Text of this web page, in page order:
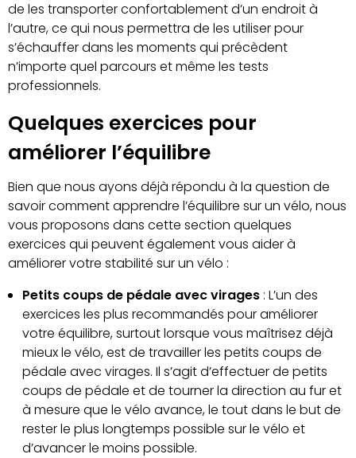
de les transporter confortablement d’un endroit à
l’autre, ce qui nous permettra de les utiliser pour
s’échauffer dans les moments qui précèdent
n’importe quel parcours et même les tests
professionnels.
Quelques exercices pour
améliorer l’équilibre
Bien que nous ayons déjà répondu à la question de
savoir comment apprendre l’équilibre sur un vélo, nous
vous proposons dans cette section quelques
exercices qui peuvent également vous aider à
améliorer votre stabilité sur un vélo :
Petits coups de pédale avec virages : L’un des
exercices les plus recommandés pour améliorer
votre équilibre, surtout lorsque vous maîtrisez déjà
mieux le vélo, est de travailler les petits coups de
pédale avec virages. Il s’agit d’effectuer de petits
coups de pédale et de tourner la direction au fur et
à mesure que le vélo avance, le tout dans le but de
rester le plus longtemps possible sur le vélo et
d’avancer le moins possible.